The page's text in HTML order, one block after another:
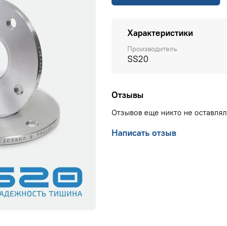
Характеристики
Производитель
SS20
Отзывы
Отзывов еще никто не оставлял
Написать отзыв